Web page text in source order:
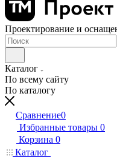
Проектирование и
Каталог
По всему сайту
По каталогу
Сравнение0
Избранные товары 0
Корзина 0
Каталог